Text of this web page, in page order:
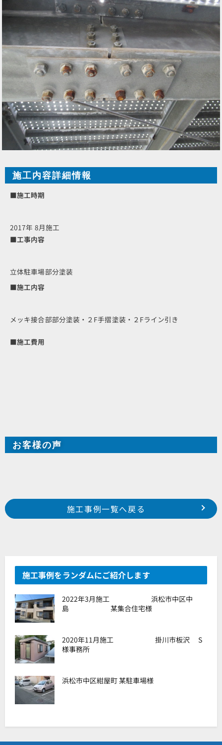
施工内容詳細情報
■施工時期
2017年 8月施工
■工事内容
立体駐車場部分塗装
■施工内容
メッキ接合部部分塗装・２F手摺塗装・２Fライン引き
■施工費用
お客様の声
Prev 施工事例一覧へ戻る
施工事例をランダムにご紹介します
2022年3月施工 浜松市中区中
島 某集合住宅様
2020年11月施工 掛川市板沢 S
様事務所
浜松市中区紺屋町 某駐車場様